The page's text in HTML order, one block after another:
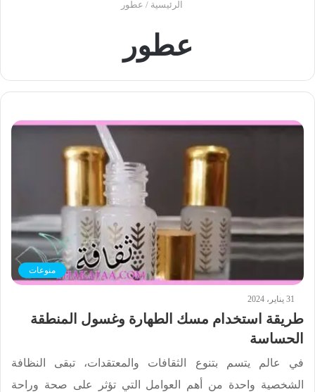
الرئيسية / عطور
عطور
منوعات
31 يناير، 2024
طريقة استخدام مسك الطهارة وغسول المنطقة
الحساسة
في عالم يتسم بتنوع الثقافات والمعتقدات، تبقى النظافة
الشخصية واحدة من أهم العوامل التي تؤثر على صحة وراحة